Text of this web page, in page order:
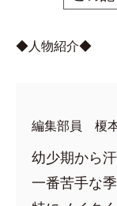
◆人物紹介◆
編集部員 榎
幼少期から
一番苦手な